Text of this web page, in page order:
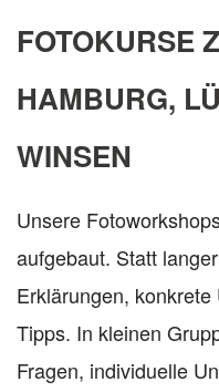
FOTOKURSE
HAMBURG,
WINSEN
Unsere
aufgebaut. Statt
Erklärungen,
Tipps. In kleinen
Fragen, individuelle